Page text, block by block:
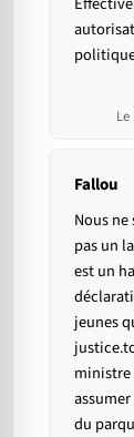
Fallou
Nous
pas un
est un
jeunes
ministre
du